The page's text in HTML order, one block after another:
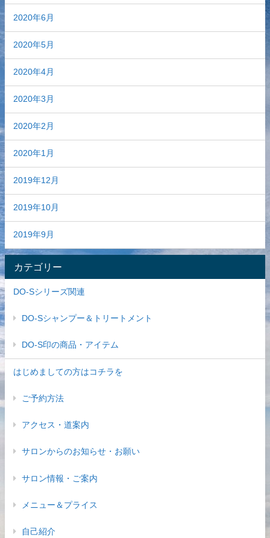
2020年6月
2020年5月
2020年4月
2020年3月
2020年2月
2020年1月
2019年12月
2019年10月
2019年9月
カテゴリー
DO-Sシリーズ関連
DO-Sシャンプー＆トリートメント
DO-S印の商品・アイテム
はじめましての方はコチラを
ご予約方法
アクセス・道案内
サロンからのお知らせ・お願い
サロン情報・ご案内
メニュー＆プライス
自己紹介